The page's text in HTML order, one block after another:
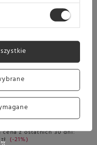
jeszcze dzisiaj
dostawa
cennik
Aquila - Stalowy
zł
zł 2 000,00 zł
cena z ostatnich 30 dni:
-21%